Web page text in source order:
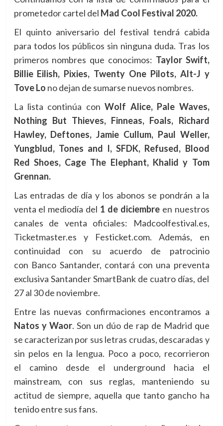
prometedor cartel del Mad Cool Festival 2020.
El quinto aniversario del festival tendrá cabida
para todos los públicos sin ninguna duda. Tras los
primeros nombres que conocimos: Taylor Swift,
Billie Eilish, Pixies, Twenty One Pilots, Alt-J y
Tove Lo no dejan de sumarse nuevos nombres.
La lista continúa conWolf Alice, Pale Waves,
Nothing But Thieves, Finneas, Foals, Richard
Hawley, Deftones, Jamie Cullum, Paul Weller,
Yungblud, Tones and I, SFDK, Refused, Blood
Red Shoes, Cage The Elephant, Khalid y Tom
Grennan.
Las entradas de día y los abonos se pondrán a la
venta el mediodía del 1 de diciembre en nuestros
canales de venta oficiales: Madcoolfestival.es,
Ticketmaster.es y Festicket.com. Además, en
continuidad con su acuerdo de patrocinio
con Banco Santander, contará con una preventa
exclusiva Santander SmartBank de cuatro días, del
27 al 30 de noviembre.
Entre las nuevas confirmaciones encontramos a
Natos y Waor. Son un dúo de rap de Madrid que
se caracterizan por sus letras crudas, descaradas y
sin pelos en la lengua. Poco a poco, recorrieron
el camino desde el underground hacia el
mainstream, con sus reglas, manteniendo su
actitud de siempre, aquella que tanto gancho ha
tenido entre sus fans.